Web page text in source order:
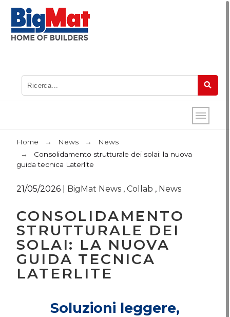
Home News
News
Consolidamento strutturale dei solai: la nuova
guida tecnica Laterlite
21/05/2026 BigMat News ,Collab , News
CONSOLIDAMENTO
STRUTTURALE DEI
SOLAI: LA NUOVA
GUIDA TECNICA
LATERLITE
Soluzioni leggere,